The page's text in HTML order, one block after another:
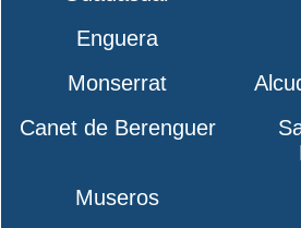
Enguera
Monserrat
Canet de Berenguer
Museros